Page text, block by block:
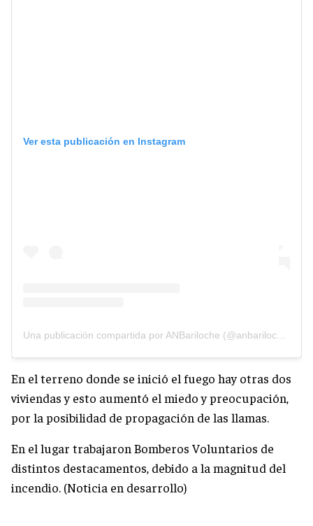
Ver esta publicación en Instagram
En el terreno donde se inició el fuego hay otras dos
viviendas y esto aumentó el miedo y preocupación,
por la posibilidad de propagación de las llamas.
En el lugar trabajaron Bomberos Voluntarios de
distintos destacamentos, debido a la magnitud del
incendio. (Noticia en desarrollo)